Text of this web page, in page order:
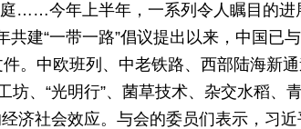
……今年上半年，一系列令人瞩目的进
建“一带一路”倡议提出以来，中国已
。中欧班列、中老铁路、西部陆海新
、“光明行”、菌草技术、杂交水稻、
济社会效应。与会的委员们表示，习